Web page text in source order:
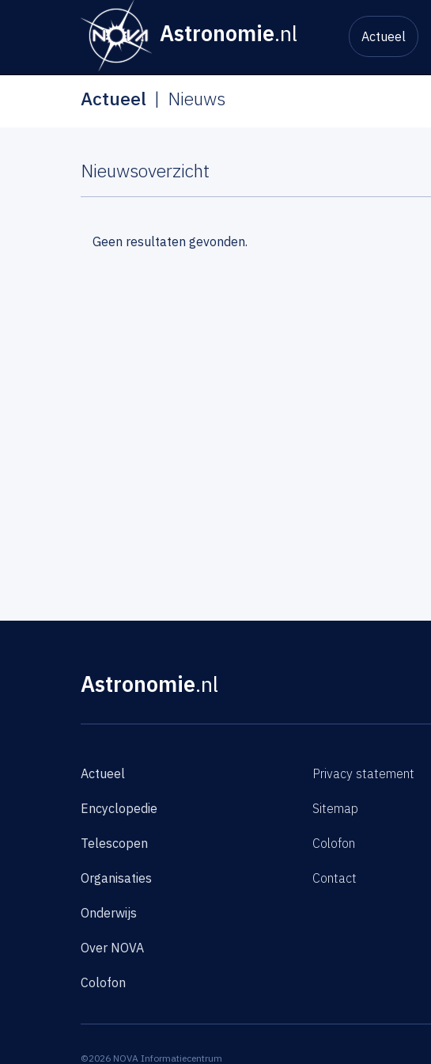
Astronomie.nl Actueel
Actueel Nieuws
Nieuwsoverzicht
Geen resultaten gevonden.
Astronomie.nl
Actueel
Encyclopedie
Telescopen
Organisaties
Onderwijs
Over NOVA
Colofon
Privacy statement
Sitemap
Colofon
Contact
©2026 NOVA Informatiecentrum